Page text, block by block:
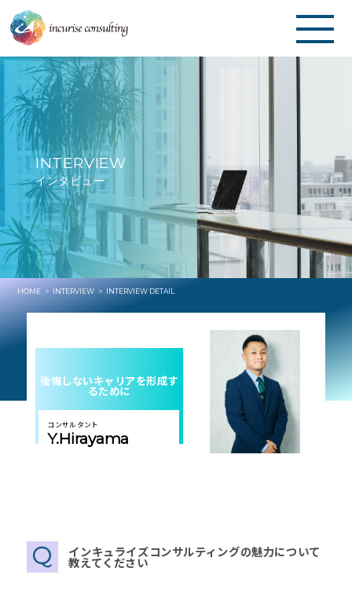
INTERVIEW
インタビュー
HOME INTERVIEW INTERVIEW DETAIL
後悔しないキャリアを形成す
るために
コンサルタント
Y.Hirayama
インキュライズコンサルティングの魅力について
教えてください